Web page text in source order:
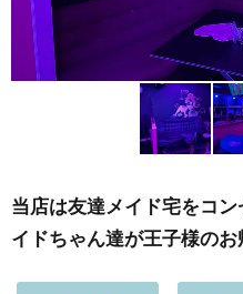
当店は友達メイド宅をコ
イドちゃん達が王子様の